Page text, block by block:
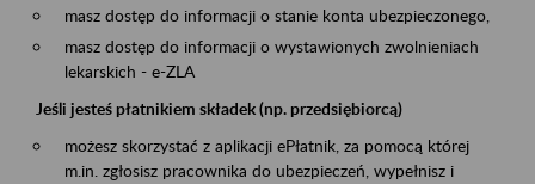
masz dostęp do informacji o stanie konta ubezpieczonego,
masz dostęp do informacji o wystawionych zwolnieniach
lekarskich - e-ZLA
Jeśli jesteś płatnikiem składek (np. przedsiębiorcą)
możesz skorzystać z aplikacji ePłatnik, za pomocą której
m.in. zgłosisz pracownika do ubezpieczeń, wypełnisz i